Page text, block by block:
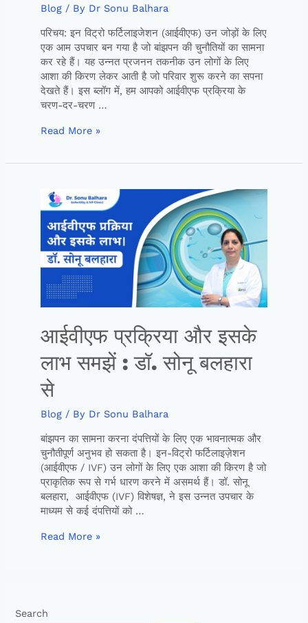
Blog/ By Dr Sonu Balhara
परिचय: इन विट्रो फर्टिलाइजेशन (आईवीएफ) उन जोड़ों के लिए
एक आम उपचार बन गया है जो बांझपन की चुनौतियों का सामना
कर रहे हैं। यह उन्नत प्रजनन तकनीक उन लोगों के लिए
आशा की किरण लेकर आती है जो परिवार शुरू करने का सपना
देखते हैं। इस ब्लॉग में, हम आपको आईवीएफ प्रक्रिया के
चरण-दर-चरण …
Read More »
आईवीएफ प्रक्रिया और इसके
लाभ समझें : डॉ. सोनू बलहारा
से
Blog/ By Dr Sonu Balhara
बांझपन का सामना करना दंपत्तियों के लिए एक भावनात्मक और
चुनौतीपूर्ण अनुभव हो सकता है। इन-विट्रो फर्टिलाइज़ेशन
(आईवीएफ / IVF) उन लोगों के लिए एक आशा की किरण है जो
प्राकृतिक रूप से गर्भ धारण करने में असमर्थ हैं। डॉ. सोनू
बलहारा, आईवीएफ (IVF) विशेषज्ञ, ने इस उन्नत उपचार के
माध्यम से कई दंपत्तियों को …
Read More »
Search